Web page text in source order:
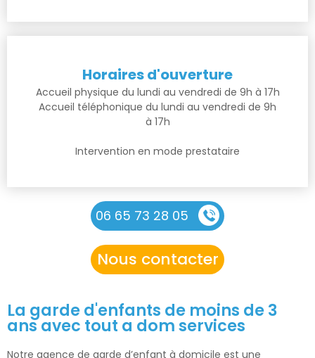
Horaires d'ouverture
Accueil physique du lundi au vendredi de 9h à 17h
Accueil téléphonique du lundi au vendredi de 9h
à 17h
Intervention en mode prestataire
06 65 73 28 05
Nous contacter
La garde d'enfants de moins de 3
ans avec tout a dom services
Notre agence de garde d’enfant à domicile est une